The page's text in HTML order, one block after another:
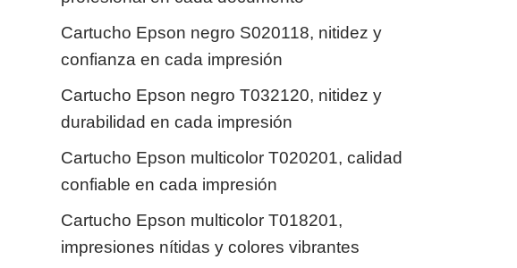
Cartucho Epson negro S020118, nitidez y
confianza en cada impresión
Cartucho Epson negro T032120, nitidez y
durabilidad en cada impresión
Cartucho Epson multicolor T020201, calidad
confiable en cada impresión
Cartucho Epson multicolor T018201,
impresiones nítidas y colores vibrantes